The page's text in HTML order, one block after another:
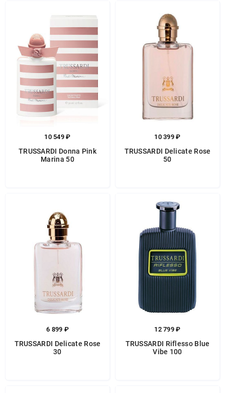
10 549 ₽
TRUSSARDI Donna Pink
Marina 50
10 399 ₽
TRUSSARDI Delicate Rose
50
6 899 ₽
TRUSSARDI Delicate Rose
30
12 799 ₽
TRUSSARDI Riflesso Blue
Vibe 100